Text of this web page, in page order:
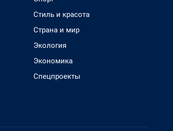
Стиль и красота
Страна и мир
Экология
Экономика
Спецпроекты